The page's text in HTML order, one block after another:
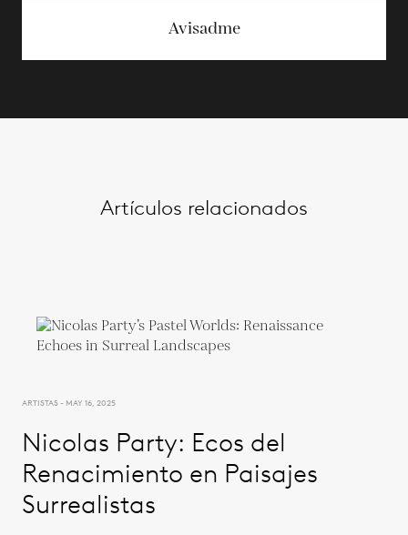
Avisadme
Artículos relacionados
ARTISTAS - MAY 16, 2025
Nicolas Party: Ecos del
Renacimiento en Paisajes
Surrealistas